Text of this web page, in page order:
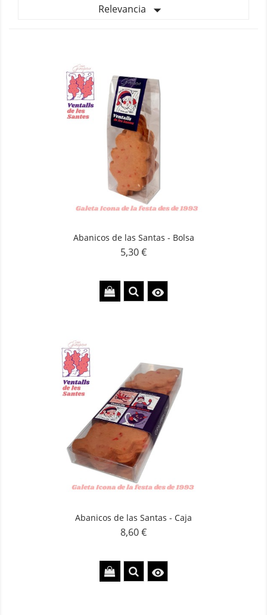
Relevancia 
Abanicos de las Santas - Bolsa
Precio
5,30 €

Abanicos de las Santas - Caja
Precio
8,60 €
